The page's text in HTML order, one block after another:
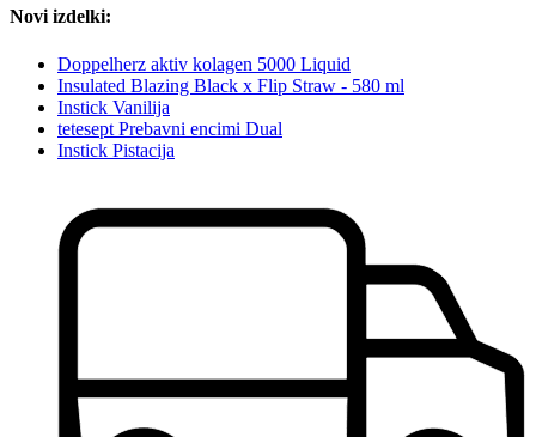
Novi izdelki:
Doppelherz aktiv kolagen 5000 Liquid
Insulated Blazing Black x Flip Straw - 580 ml
Instick Vanilija
tetesept Prebavni encimi Dual
Instick Pistacija